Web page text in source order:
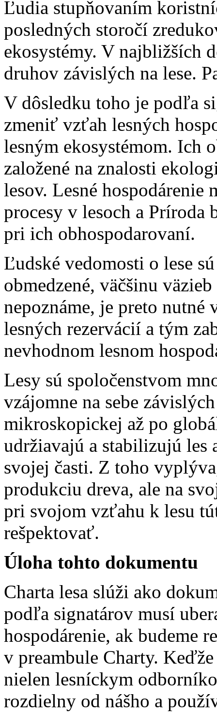
Ľudia stupňovaním
posledných storočí
ekosystémy. V najbližších
druhov závislých na lese.
V dôsledku toho je podľa
zmeniť vzťah lesných
lesným ekosystémom. Ich
založené na znalosti
lesov. Lesné
procesy v lesoch a
pri ich obhospodarovaní.
Ľudské vedomosti o lese
obmedzené, väčšinu
nepoznáme, je preto
lesných rezervácií a tým
nevhodnom lesnom
Lesy sú spoločenstvom
vzájomne na sebe
mikroskopickej až po
udržiavajú a stabilizujú
svojej časti. Z toho
produkciu dreva, ale na
pri svojom vzťahu k lesu
rešpektovať.
Úloha tohto dokumentu
Charta lesa slúži ako
podľa signatárov musí
hospodárenie, ak budeme
v preambule Charty.
nielen lesníckym
rozdielny od nášho a